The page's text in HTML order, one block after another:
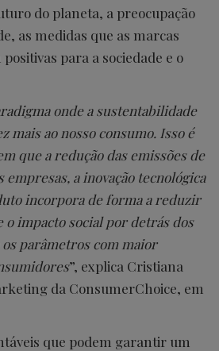
do planeta, a preocupação
as medidas que as marcas
para a sociedade e o
onde a sustentabilidade
mais ao nosso consumo. Isso é
que a redução das emissões de
a inovação tecnológica
incorpora de forma a reduzir
o impacto social por detrás dos
parâmetros com maior
”, explica Cristiana
da ConsumerChoice, em
que podem garantir um